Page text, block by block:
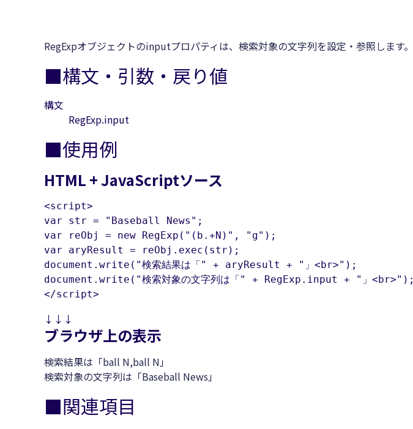
RegExpオブジェクトのinputプロパティは、検索対象の文字列を設定・参照します。
■構文・引数・戻り値
構文
RegExp.input
■使用例
HTML + JavaScriptソース
<script>
var str = "Baseball News";
var reObj = new RegExp("(b.+N)", "g");
var aryResult = reObj.exec(str);
document.write("検索結果は「" + aryResult + "」<br>");
document.write("検索対象の文字列は「" + RegExp.input + "」<br>");
</script>
↓↓↓
ブラウザ上の表示
検索結果は「ball N,ball N」
検索対象の文字列は「Baseball News」
■関連項目